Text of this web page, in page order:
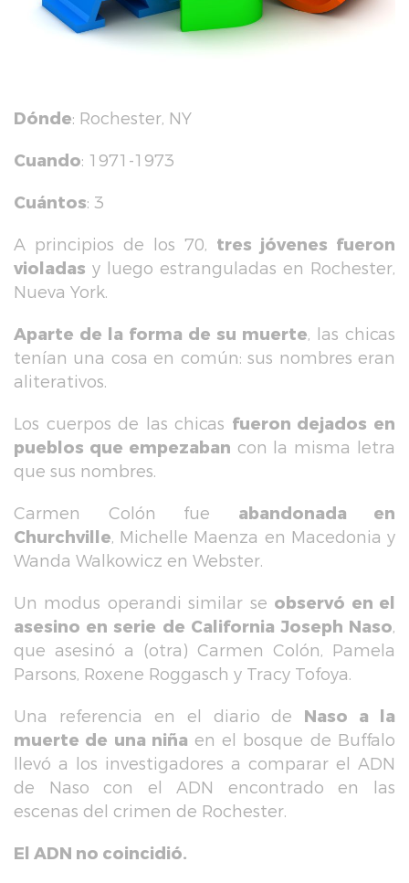
Dónde: Rochester, NY
Cuando: 1971-1973
Cuántos: 3
A principios de los 70, tres jóvenes fueron
violadas y luego estranguladas en Rochester,
Nueva York.
Aparte de la forma de su muerte, las chicas
tenían una cosa en común: sus nombres eran
aliterativos.
Los cuerpos de las chicas fueron dejados en
pueblos que empezaban con la misma letra
que sus nombres.
Carmen Colón fue abandonada en
Churchville, Michelle Maenza en Macedonia y
Wanda Walkowicz en Webster.
Un modus operandi similar se observó en el
asesino en serie de California Joseph Naso,
que asesinó a (otra) Carmen Colón, Pamela
Parsons, Roxene Roggasch y Tracy Tofoya.
Una referencia en el diario de Naso a la
muerte de una niña en el bosque de Buffalo
llevó a los investigadores a comparar el ADN
de Naso con el ADN encontrado en las
escenas del crimen de Rochester.
El ADN no coincidió.